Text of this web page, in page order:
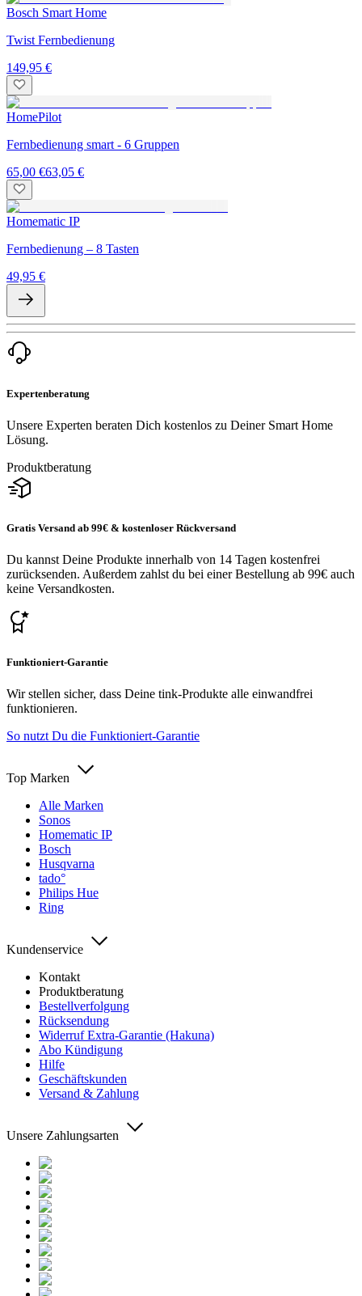
Bosch Smart Home
Twist Fernbedienung
149,95 €
HomePilot
Fernbedienung smart - 6 Gruppen
65,00 €63,05 €
Homematic IP
Fernbedienung – 8 Tasten
49,95 €
Expertenberatung
Unsere Experten beraten Dich kostenlos zu Deiner Smart Home
Lösung.
Produktberatung
Gratis Versand ab 99€ & kostenloser Rückversand
Du kannst Deine Produkte innerhalb von 14 Tagen kostenfrei
zurücksenden. Außerdem zahlst du bei einer Bestellung ab 99€ auch
keine Versandkosten.
Funktioniert-Garantie
Wir stellen sicher, dass Deine tink-Produkte alle einwandfrei
funktionieren.
So nutzt Du die Funktioniert-Garantie
Top Marken
Alle Marken
Sonos
Homematic IP
Bosch
Husqvarna
tado°
Philips Hue
Ring
Kundenservice
Kontakt
Produktberatung
Bestellverfolgung
Rücksendung
Widerruf Extra-Garantie (Hakuna)
Abo Kündigung
Hilfe
Geschäftskunden
Versand & Zahlung
Unsere Zahlungsarten